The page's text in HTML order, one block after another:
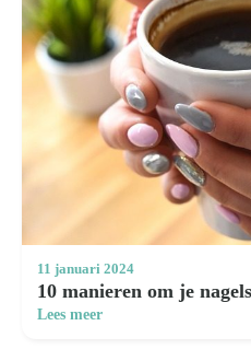
11 januari 2024
10 manieren om je
Lees meer